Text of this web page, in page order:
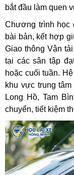
bắt đầu làm quen
Chương trình học
bài bản, kết hợp
Giao thông Vận
tại các sân tập
hoặc cuối tuần.
khu vực trung
Long Hồ, Tam
chuyển, tiết kiệm